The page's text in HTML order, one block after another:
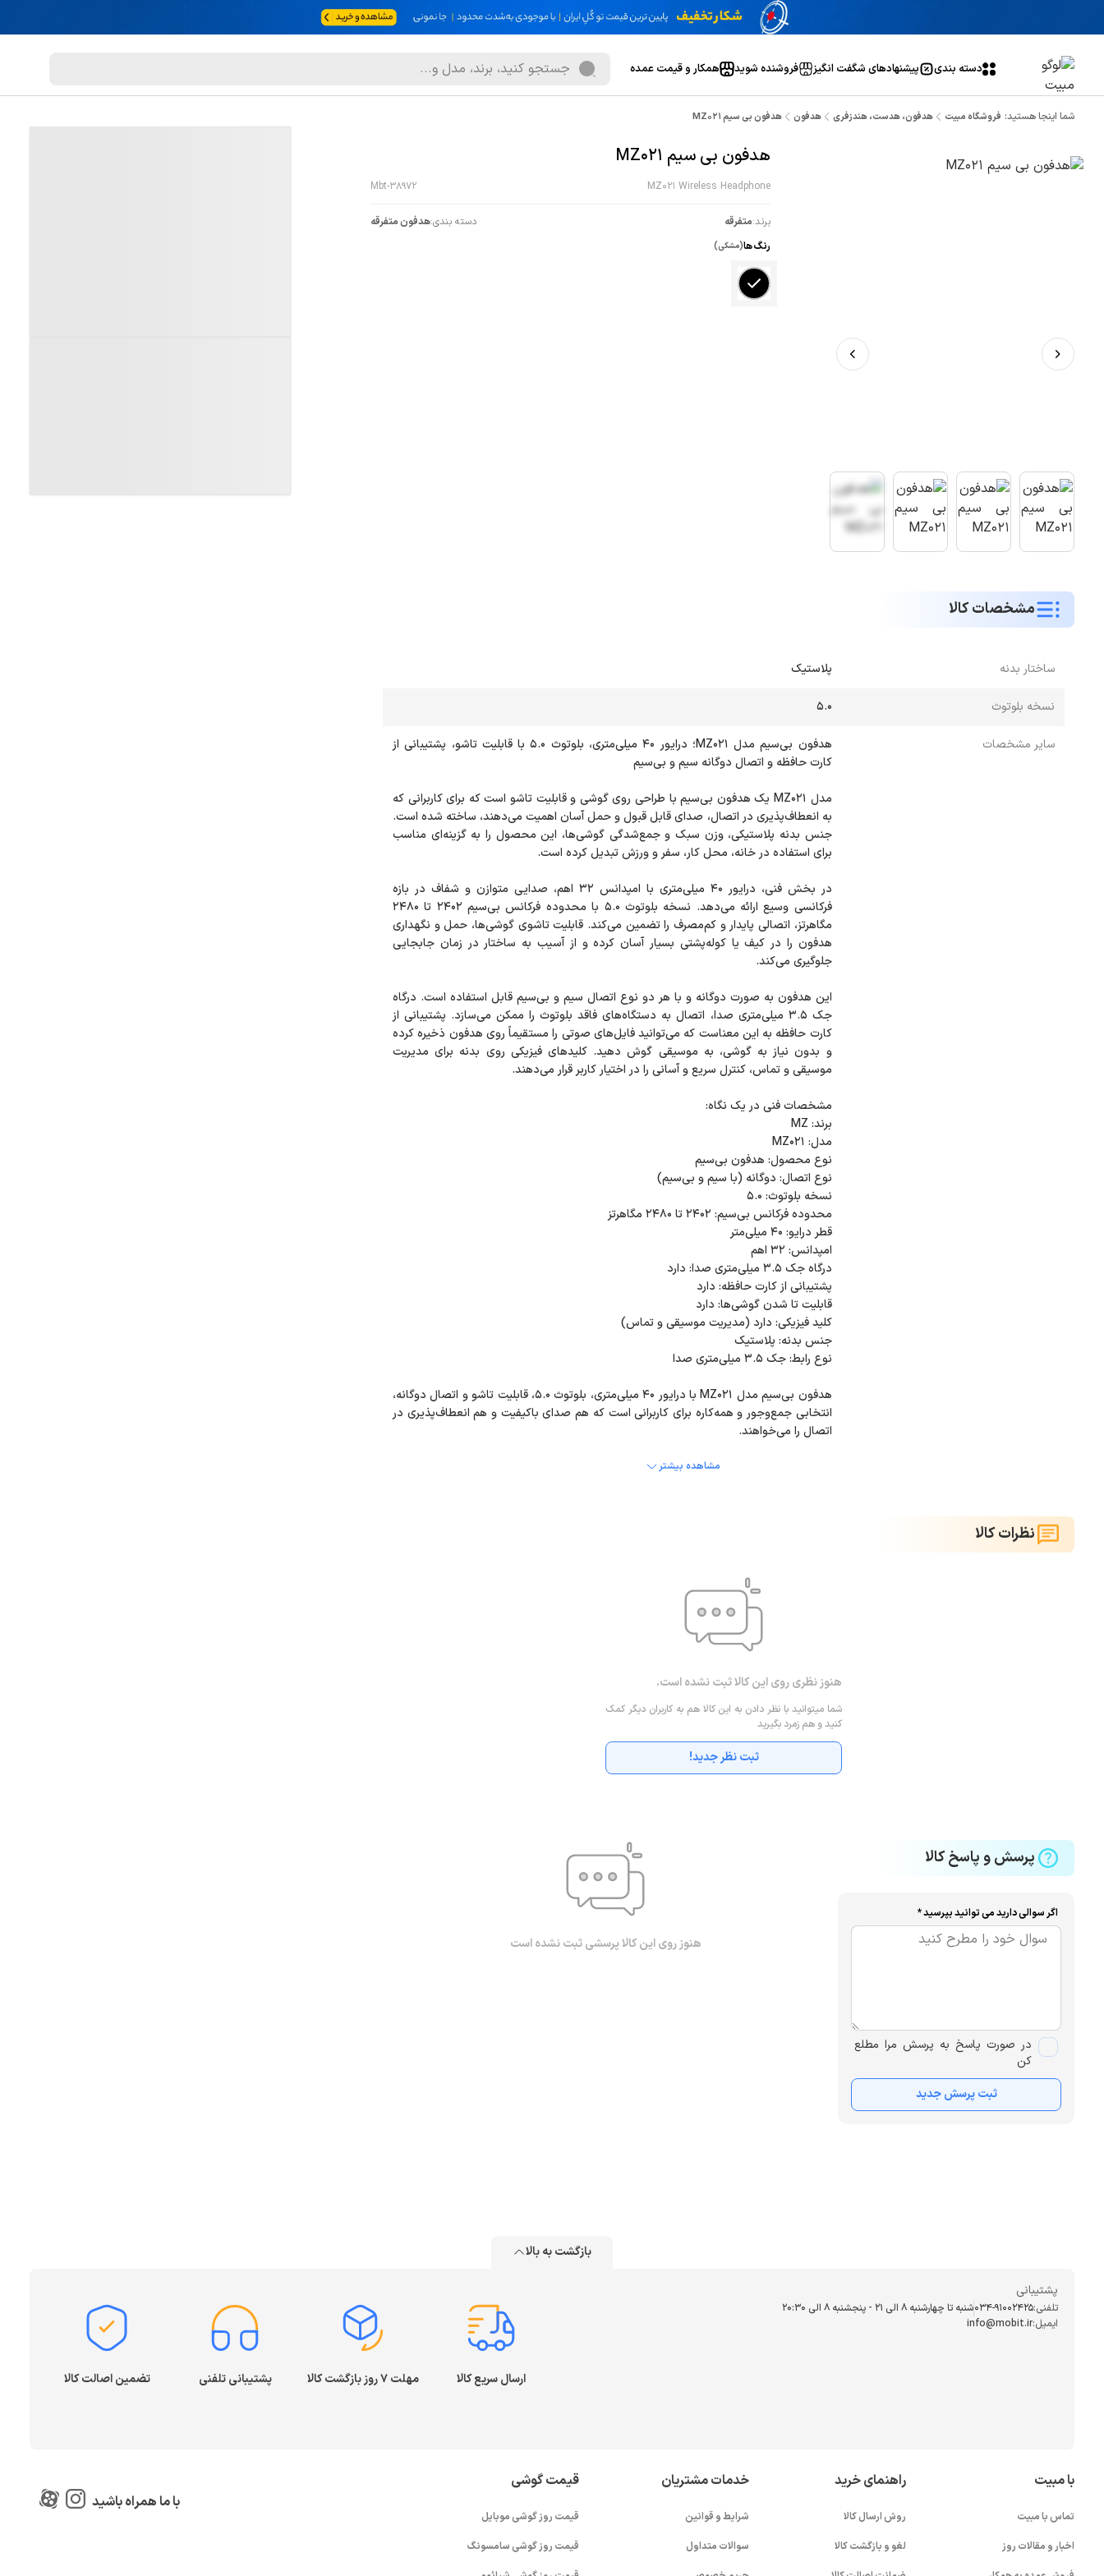
دسته بندی پیشنهاد‌های شگفت انگیز فروشنده شوید همکار و قیمت عمده
شما اینجا هستید: فروشگاه مبیت هدفون، هدست، هندزفری هدفون هدفون بی سیم MZ021
هدفون بی سیم MZ021
MZ021 Wireless Headphone
Mbt-38972
برند:متفرقه دسته بندی:هدفون متفرقه
رنگ ها(مشکی)
مشخصات کالا
ساختار بدنه پلاستیک
نسخه بلوتوث 5.0
سایر مشخصات
هدفون بی‌سیم مدل MZ021؛ درایور ۴۰ میلی‌متری، بلوتوث ۵.۰ با قابلیت تاشو، پشتیبانی از
مدل MZ021 یک هدفون بی‌سیم با طراحی روی گوشی و قابلیت تاشو است که برای کاربرانی که
به انعطاف‌پذیری در اتصال، صدای قابل قبول و حمل آسان اهمیت می‌دهند، ساخته شده است.
جنس بدنه پلاستیکی، وزن سبک و جمع‌شدگی گوشی‌ها، این محصول را به گزینه‌ای مناسب
در بخش فنی، درایور ۴۰ میلی‌متری با امپدانس ۳۲ اهم، صدایی متوازن و شفاف در بازه
فرکانسی وسیع ارائه می‌دهد. نسخه بلوتوث ۵.۰ با محدوده فرکانس بی‌سیم ۲۴۰۲ تا ۲۴۸۰
مگاهرتز، اتصالی پایدار و کم‌مصرف را تضمین می‌کند. قابلیت تاشوی گوشی‌ها، حمل و نگهداری
هدفون را در کیف یا کوله‌پشتی بسیار آسان کرده و از آسیب به ساختار در زمان جابجایی
این هدفون به صورت دوگانه و با هر دو نوع اتصال سیم و بی‌سیم قابل استفاده است. درگاه
جک ۳.۵ میلی‌متری صدا، اتصال به دستگاه‌های فاقد بلوتوث را ممکن می‌سازد. پشتیبانی از
کارت حافظه به این معناست که می‌توانید فایل‌های صوتی را مستقیماً روی هدفون ذخیره کرده
و بدون نیاز به گوشی، به موسیقی گوش دهید. کلیدهای فیزیکی روی بدنه برای مدیریت
هدفون بی‌سیم مدل MZ021 با درایور ۴۰ میلی‌متری، بلوتوث ۵.۰، قابلیت تاشو و اتصال دوگانه،
انتخابی جمع‌وجور و همه‌کاره برای کاربرانی است که هم صدای باکیفیت و هم انعطاف‌پذیری در
اتصال را می‌خواهند.
مشاهده بیشتر
نظرات کالا
هنوز نظری روی این کالا ثبت نشده است.
شما میتوانید با نظر دادن به این کالا هم به کاربران دیگر کمک
کنید و هم زمرد بگیرید
ثبت نظر جدید!
پرسش و پاسخ کالا
اگر سوالی دارید می توانید بپرسید *
در صورت پاسخ به پرسش مرا مطلع
کن
ثبت پرسش جدید
هنوز روی این کالا پرسشی ثبت نشده است
بازگشت به بالا
پشتیبانی
تلفنی:034-91002425شنبه تا چهارشنبه ۸ الی ۲۱ - پنجشنبه 8 الی ۲۰:۳۰
ایمیل:info@mobit.ir
ارسال سریع کالا مهلت ۷ روز بازگشت کالا پشتیبانی تلفنی تضمین اصالت کالا
با مبیت
تماس با مبیت
اخبار و مقالات روز
راهنمای خرید
روش ارسال کالا
لغو و بازگشت کالا
خدمات مشتریان
شرایط و قوانین
سوالات متداول
قیمت گوشی
قیمت روز گوشی موبایل
قیمت روز گوشی سامسونگ
با ما همراه باشید